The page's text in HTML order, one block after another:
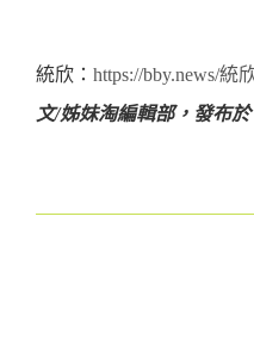
統欣： https://bby.news/統
文/姊妹淘編輯部， 發布於